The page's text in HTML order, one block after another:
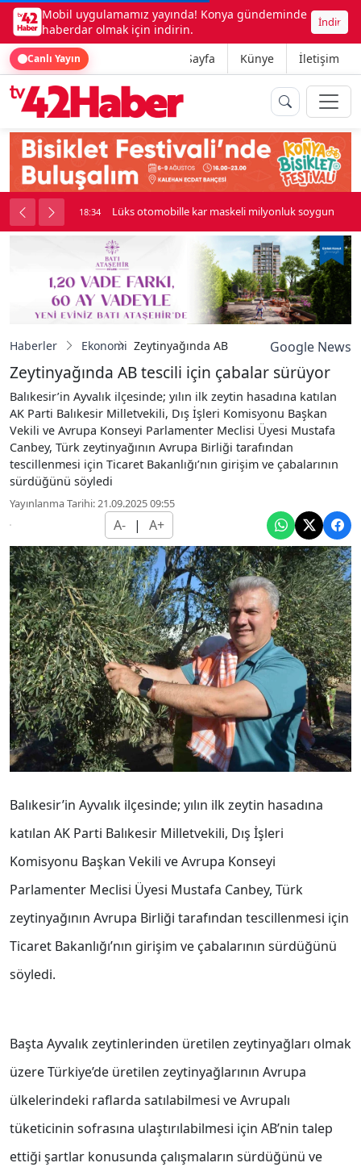
Mobil uygulamamız yayında! Konya gündeminde
haberdar olmak için indirin.
İndir
Canlı Yayın Ana Sayfa Künye İletişim
kavga çıktı 18:34 Lüks otomobille kar maskeli milyonluk soygun
Haberler Ekonomi Zeytinyağında AB tescili için çabalar
Google News
Zeytinyağında AB tescili için çabalar sürüyor
Balıkesir’in Ayvalık ilçesinde; yılın ilk zeytin hasadına katılan
AK Parti Balıkesir Milletvekili, Dış İşleri Komisyonu Başkan
Vekili ve Avrupa Konseyi Parlamenter Meclisi Üyesi Mustafa
Canbey, Türk zeytinyağının Avrupa Birliği tarafından
tescillenmesi için Ticaret Bakanlığı’nın girişim ve çabalarının
sürdüğünü söyledi
Yayınlanma Tarihi: 21.09.2025 09:55
A- | A+
Balıkesir’in Ayvalık ilçesinde; yılın ilk zeytin hasadına
katılan AK Parti Balıkesir Milletvekili, Dış İşleri
Komisyonu Başkan Vekili ve Avrupa Konseyi
Parlamenter Meclisi Üyesi Mustafa Canbey, Türk
zeytinyağının Avrupa Birliği tarafından tescillenmesi için
Ticaret Bakanlığı’nın girişim ve çabalarının sürdüğünü
söyledi.
Başta Ayvalık zeytinlerinden üretilen zeytinyağları olmak
üzere Türkiye’de üretilen zeytinyağlarının Avrupa
ülkelerindeki raflarda satılabilmesi ve Avrupalı
tüketicinin sofrasına ulaştırılabilmesi için AB’nin talep
ettiği şartlar konusunda çalışmaların sürdüğünü ve